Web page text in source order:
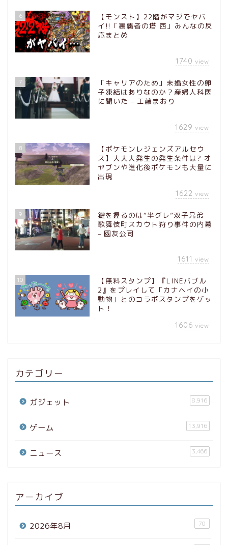
6
【モンスト】22階がマジでヤバ
イ!!「裏覇者の塔 西」みんなの反
応まとめ
1740 view
7
「キャリアのため」未婚女性の卵
子凍結はありなのか？産婦人科医
に聞いた – 工藤まおり
1629 view
8
【ポケモンレジェンズアルセウ
ス】大大大発生の発生条件は? オ
ヤブンや進化後ポケモンも大量に
出現
1622 view
9
鍵を握るのは“半グレ”双子兄弟
歌舞伎町スカウト狩り事件の内幕
– 國友公司
1611 view
10
【無料スタンプ】『LINEバブル
2』をプレイして「カナヘイの小
動物」とのコラボスタンプをゲッ
ト！
1606 view
カテゴリー
ガジェット 8,916
ゲーム 13,916
ニュース 3,466
アーカイブ
2026年8月 70